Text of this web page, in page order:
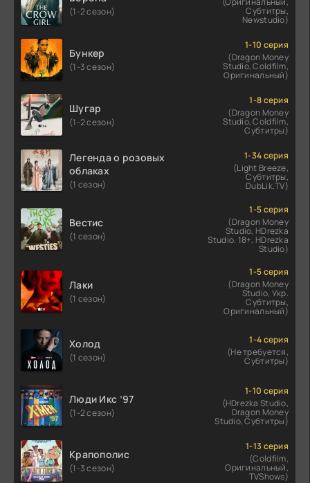
(1-2 сезон) Субтитры,
Newstudio)
Бункер
(1-3 сезон)
1-10 серия
(Dragon Money
Studio, Coldfilm,
Оригинальный)
Шугар
(1-2 сезон)
1-8 серия
(Dragon Money
Studio, Coldfilm,
Субтитры)
Легенда о розовых
облаках
(1 сезон)
1-34 серия
(Light Breeze,
Субтитры,
DubLik.TV)
Вестис
(1 сезон)
1-5 серия
(Dragon Money
Studio, HDrezka
Studio. 18+, HDrezka
Studio)
Лаки
(1 сезон)
1-5 серия
(Dragon Money
Studio, Укр.
Субтитры,
Оригинальный)
Холод
(1 сезон)
1-4 серия
(Не требуется,
Субтитры)
Люди Икс ’97
(1-2 сезон)
1-10 серия
(HDrezka Studio,
Dragon Money
Studio, Субтитры)
Крапополис
(1-3 сезон)
1-13 серия
(Coldfilm,
Оригинальный,
TVShows)